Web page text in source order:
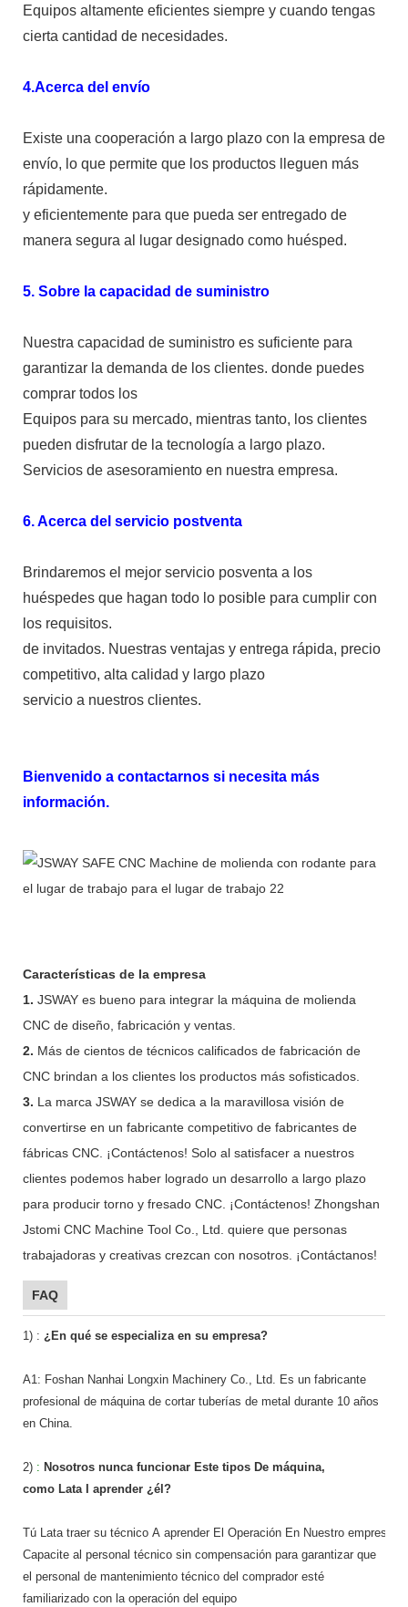
Equipos altamente eficientes siempre y cuando tengas
cierta cantidad de necesidades.
4.Acerca del envío
Existe una cooperación a largo plazo con la empresa de
envío, lo que permite que los productos lleguen más
rápidamente.
y eficientemente para que pueda ser entregado de
manera segura al lugar designado como huésped.
5. Sobre la capacidad de suministro
Nuestra capacidad de suministro es suficiente para
garantizar la demanda de los clientes. donde puedes
comprar todos los
Equipos para su mercado, mientras tanto, los clientes
pueden disfrutar de la tecnología a largo plazo.
Servicios de asesoramiento en nuestra empresa.
6. Acerca del servicio postventa
Brindaremos el mejor servicio posventa a los
huéspedes que hagan todo lo posible para cumplir con
los requisitos.
de invitados. Nuestras ventajas y entrega rápida, precio
competitivo, alta calidad y largo plazo
servicio a nuestros clientes.
Bienvenido a contactarnos si necesita más
información.
Características de la empresa
1. JSWAY es bueno para integrar la máquina de molienda
CNC de diseño, fabricación y ventas.
2. Más de cientos de técnicos calificados de fabricación de
CNC brindan a los clientes los productos más sofisticados.
3. La marca JSWAY se dedica a la maravillosa visión de
convertirse en un fabricante competitivo de fabricantes de
fábricas CNC. ¡Contáctenos! Solo al satisfacer a nuestros
clientes podemos haber logrado un desarrollo a largo plazo
para producir torno y fresado CNC. ¡Contáctenos! Zhongshan
Jstomi CNC Machine Tool Co., Ltd. quiere que personas
trabajadoras y creativas crezcan con nosotros. ¡Contáctanos!
FAQ
1) : ¿En qué se especializa en su empresa?
A1: Foshan Nanhai Longxin Machinery Co., Ltd. Es un fabricante
profesional de máquina de cortar tuberías de metal durante 10 años
en China.
2) : Nosotros nunca funcionar Este tipos De máquina,
como Lata I aprender ¿él?
Tú Lata traer su técnico A aprender El Operación En Nuestro empresa.
Capacite al personal técnico sin compensación para garantizar que
el personal de mantenimiento técnico del comprador esté
familiarizado con la operación del equipo